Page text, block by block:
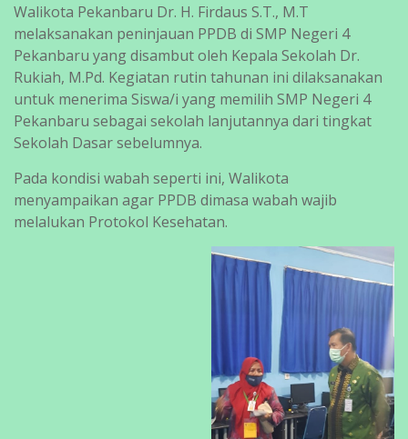
Walikota Pekanbaru Dr. H. Firdaus S.T., M.T
melaksanakan peninjauan PPDB di SMP Negeri 4
Pekanbaru yang disambut oleh Kepala Sekolah Dr.
Rukiah, M.Pd. Kegiatan rutin tahunan ini dilaksanakan
untuk menerima Siswa/i yang memilih SMP Negeri 4
Pekanbaru sebagai sekolah lanjutannya dari tingkat
Sekolah Dasar sebelumnya.
Pada kondisi wabah seperti ini, Walikota
menyampaikan agar PPDB dimasa wabah wajib
melalukan Protokol Kesehatan.